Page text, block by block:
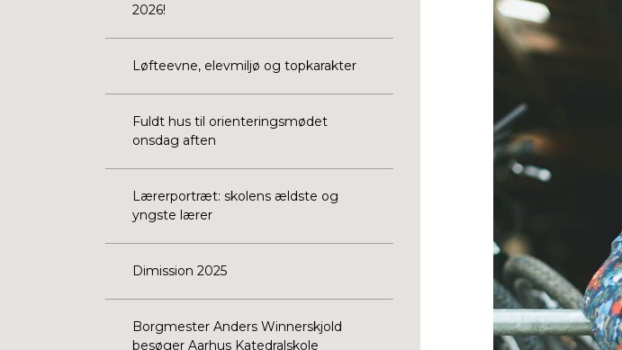
2026!
Løfteevne, elevmiljø og topkarakter
Fuldt hus til orienteringsmødet
onsdag aften
Lærerportræt: skolens ældste og
yngste lærer
Dimission 2025
Borgmester Anders Winnerskjold
besøger Aarhus Katedralskole